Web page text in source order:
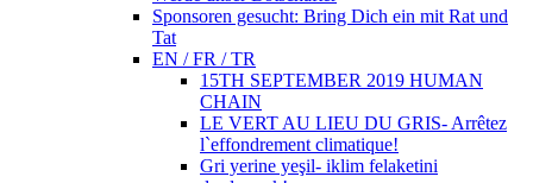
Sponsoren gesucht: Bring Dich ein mit Rat und
Tat
EN / FR / TR
15TH SEPTEMBER 2019 HUMAN
CHAIN
LE VERT AU LIEU DU GRIS- Arrêtez
l`effondrement climatique!
Gri yerine yeşil- iklim felaketini